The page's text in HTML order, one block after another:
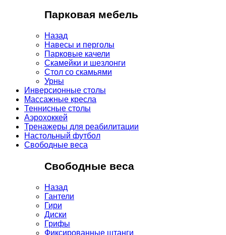
Парковая мебель
Назад
Навесы и перголы
Парковые качели
Скамейки и шезлонги
Стол со скамьями
Урны
Инверсионные столы
Массажные кресла
Теннисные столы
Аэрохоккей
Тренажеры для реабилитации
Настольный футбол
Свободные веса
Свободные веса
Назад
Гантели
Гири
Диски
Грифы
Фиксированные штанги